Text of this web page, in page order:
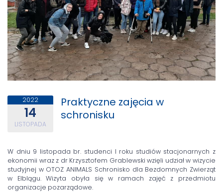
2022
14
LISTOPADA
Praktyczne zajęcia w
schronisku
W dniu 9 listopada br. studenci I roku studiów stacjonarnych z
ekonomii wraz z dr Krzysztofem Grablewski wzięli udział w wizycie
studyjnej w OTOZ ANIMALS Schronisko dla Bezdomnych Zwierząt
w Elblągu. Wizyta obyła się w ramach zajęć z przedmiotu
organizacje pozarządowe.